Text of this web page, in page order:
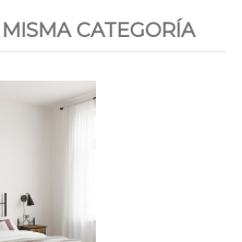
CATEGORÍA